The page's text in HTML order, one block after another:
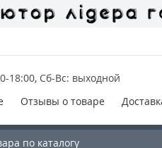
18:00, Сб-Вс: выходной
Отзывы о товаре